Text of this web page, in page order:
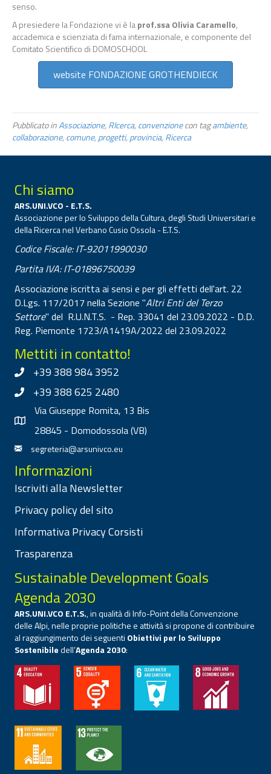
senso.
A presiedere la Fondazione vi è laprof.ssa Olivia Caramello,
accademica e scienziata di fama internazionale, e componente del
Comitato Scientifico di DOMOSCHOOL
website FONDAZIONE GROTHENDIECK
Pubblicato inAssociazione,RIcerca,convenzionecon tagambiente,
collaborazione,comune,progetti,provincia,Ricerca
Chi siamo
ARS.UNI.VCO - E.T.S.
Associazione per lo Sviluppo della Cultura, degli Studi Universitari e
della Ricerca nel Verbano Cusio Ossola - E.T.S.
Codice Fiscale: IT-92011990030
Partita IVA: IT-01896750039
Associazione iscritta ai sensi e per gli effetti dell'art. 22
D.Lgs. 117/2017 nella Sezione "Altri Enti del Terzo
Settore" del R.U.N.T.S. - Rep. 33041 del 23.09.2022 - D.D.
Reg. Piemonte 1723/A1419A/2022 del 23.09.2022
Mettiti in contatto!
+39 388 984 3952
+39 388 625 2480
Via Giuseppe Romita, 13 Bis
28845 - Domodossola (VB)
segreteria@arsunivco.eu
Informazioni
Iscriviti alla Newsletter
Privacy policy del sito
Informativa Privacy Corsisti
Trasparenza
Sustainable Development Goals
Agenda 2030
ARS.UNI.VCO E.T.S., in qualità di Info-Point della Convenzione
delle Alpi, nelle proprie politiche e attività si propone di contribuire
al raggiungimento dei seguenti Obiettivi per lo Sviluppo
Sostenibiledell’Agenda 2030: